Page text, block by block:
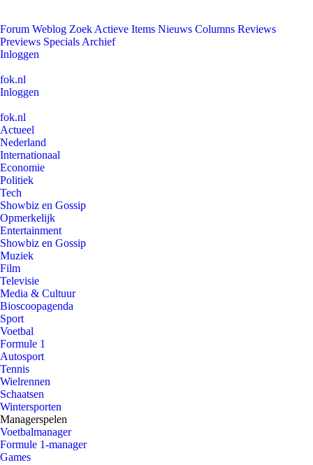
Forum Weblog Zoek Actieve Items Nieuws Columns Reviews
Previews Specials Archief
Inloggen
fok.nl
Inloggen
fok.nl
Actueel
Nederland
Internationaal
Economie
Politiek
Tech
Showbiz en Gossip
Opmerkelijk
Entertainment
Showbiz en Gossip
Muziek
Film
Televisie
Media & Cultuur
Bioscoopagenda
Sport
Voetbal
Formule 1
Autosport
Tennis
Wielrennen
Schaatsen
Wintersporten
Managerspelen
Voetbalmanager
Formule 1-manager
Games